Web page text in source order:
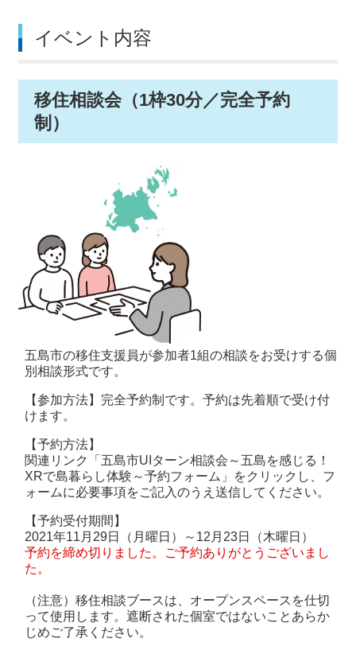
イベント内容
移住相談会（1枠30分／完全予約
制）
五島市の移住支援員が参加者1組の相談をお受けする個
別相談形式です。
【参加方法】 完全予約制です。予約は先着順で受け付
けます。
【予約方法】
関連リンク「五島市UIターン相談会～五島を感じる！
XRで島暮らし体験～予約フォーム」をクリックし、フ
ォームに必要事項をご記入のうえ送信してください。
【予約受付期間】
2021年11月29日（月曜日）～12月23日（木曜日）
予約を締め切りました。ご予約ありがとうございまし
た。
（注意）移住相談ブースは、オープンスペースを仕切
って使用します。遮断された個室ではないことあらか
じめご了承ください。